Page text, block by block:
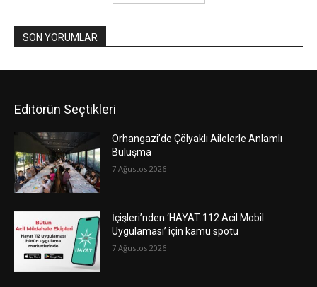
SON YORUMLAR
Editörün Seçtikleri
Orhangazi’de Çölyaklı Ailelerle Anlamlı
Buluşma
7 Ağustos 2026
İçişleri’nden ‘HAYAT 112 Acil Mobil
Uygulaması’ için kamu spotu
7 Ağustos 2026